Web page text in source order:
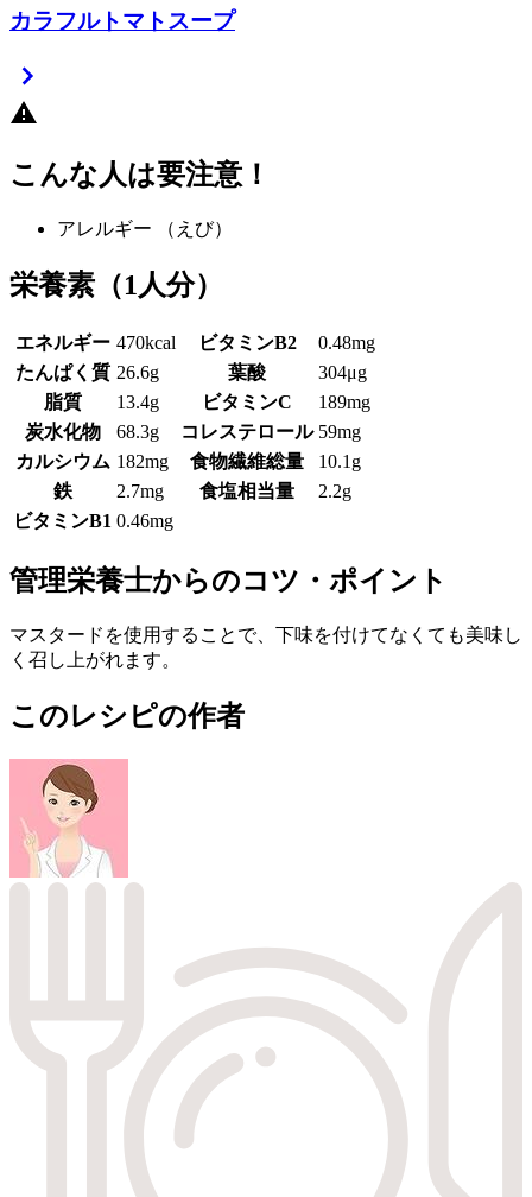
カラフルトマトスープ
こんな人は要注意！
アレルギー （えび）
栄養素 （1人分）
エネルギー 470kcal ビタミンB2
0.48mg
たんぱく質 26.6g 葉酸
304μg
脂質
13.4g ビタミンC
189mg
炭水化物
68.3g コレステロール 59mg
カルシウム 182mg 食物繊維総量
10.1g
鉄
2.7mg 食塩相当量
2.2g
ビタミンB1 0.46mg
管理栄養士からのコツ・ポイント
マスタードを使用することで、下味を付けてなくても美味し
く召し上がれます。
このレシピの作者